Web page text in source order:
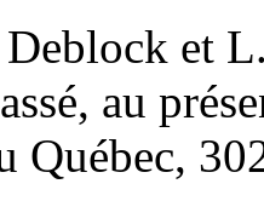
et
au
Québec,